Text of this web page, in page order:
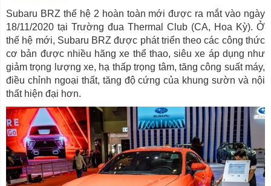
Subaru BRZ thế hệ 2 hoàn toàn mới được ra mắt vào ngày
18/11/2020 tại Trường đua Thermal Club (CA, Hoa Kỳ). Ở
thế hệ mới, Subaru BRZ được phát triển theo các công thức
cơ bản được nhiều hãng xe thể thao, siêu xe áp dụng như
giảm trọng lượng xe, hạ thấp trọng tâm, tăng công suất máy,
điều chỉnh ngoại thất, tăng độ cứng của khung sườn và nội
thất hiện đại hơn.